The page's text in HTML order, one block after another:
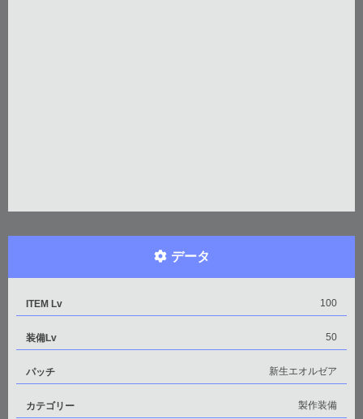
データ
ITEM Lv 100
装備Lv 50
パッチ 新生エオルゼア
カテゴリー 製作装備